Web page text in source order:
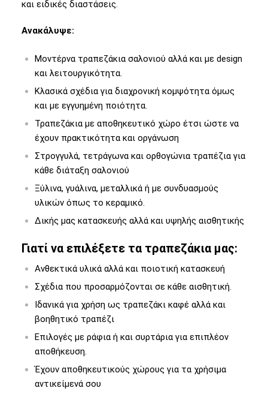
και ειδικές διαστάσεις.
Ανακάλυψε:
Μοντέρνα τραπεζάκια σαλονιού αλλά και με design
και λειτουργικότητα.
Κλασικά σχέδια για διαχρονική κομψότητα όμως
και με εγγυημένη ποιότητα.
Τραπεζάκια με αποθηκευτικό χώρο έτσι ώστε να
έχουν πρακτικότητα και οργάνωση
Στρογγυλά, τετράγωνα και ορθογώνια τραπέζια για
κάθε διάταξη σαλονιού
Ξύλινα, γυάλινα, μεταλλικά ή με συνδυασμούς
υλικών όπως το κεραμικό.
Δικής μας κατασκευής αλλά και υψηλής αισθητικής
Γιατί να επιλέξετε τα τραπεζάκια μας:
Ανθεκτικά υλικά αλλά και ποιοτική κατασκευή
Σχέδια που προσαρμόζονται σε κάθε αισθητική.
Ιδανικά για χρήση ως τραπεζάκι καφέ αλλά και
βοηθητικό τραπέζι
Επιλογές με ράφια ή και συρτάρια για επιπλέον
αποθήκευση.
Έχουν αποθηκευτικούς χώρους για τα χρήσιμα
αντικείμενά σου